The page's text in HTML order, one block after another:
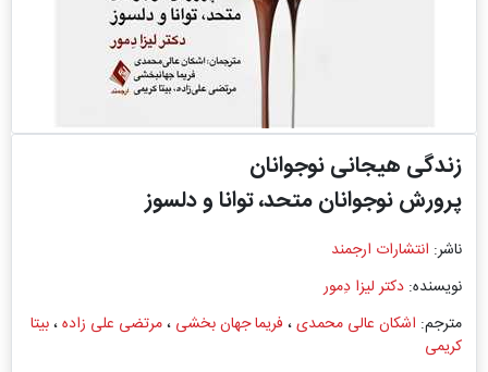
زندگی هیجانی نوجوانان
پرورش نوجوانان متحد، توانا و دلسوز
ناشر: انتشارات ارجمند
نویسنده: دکتر لیزا دِمور
مترجم: اشکان عالی محمدی، فریما جهان بخشی ،مرتضی علی زاده،بیتا
کریمی